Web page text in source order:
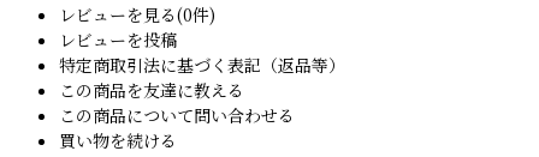
レビューを見る(0件)
レビューを投稿
特定商取引法に基づく表記（返品等）
この商品を友達に教える
この商品について問い合わせる
買い物を続ける